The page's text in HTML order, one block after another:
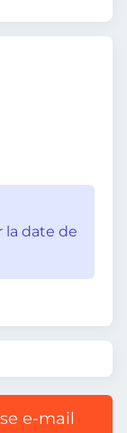
la date de
e-mail